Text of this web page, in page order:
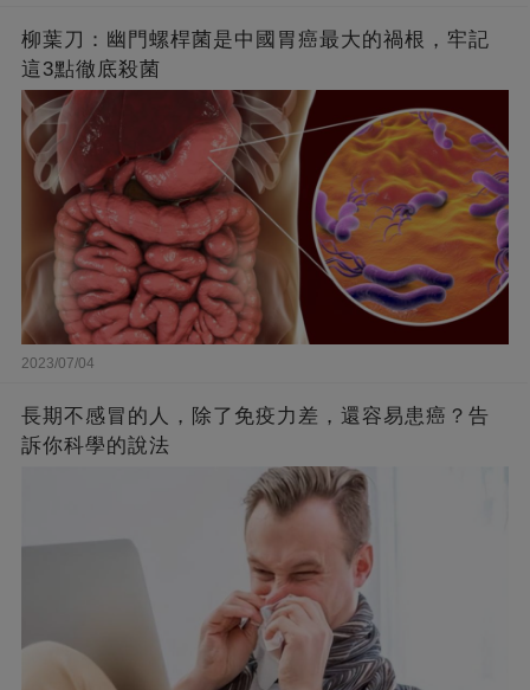
柳葉刀：幽門螺桿菌是中國胃癌最大的禍根，牢記
這3點徹底殺菌
2023/07/04
長期不感冒的人，除了免疫力差，還容易患癌？告
訴你科學的說法